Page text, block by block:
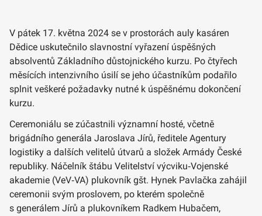
V pátek 17. května 2024 se v prostorách auly kasáren
Dědice uskutečnilo slavnostní vyřazení úspěšných
absolventů Základního důstojnického kurzu. Po čtyřech
měsících intenzivního úsilí se jeho účastníkům podařilo
splnit veškeré požadavky nutné k úspěšnému dokončení
kurzu.
Ceremoniálu se zúčastnili významní hosté, včetně
brigádního generála Jaroslava Jírů, ředitele Agentury
logistiky a dalších velitelů útvarů a složek Armády České
republiky. Náčelník štábu Velitelství výcviku‑Vojenské
akademie (VeV‑VA) plukovník gšt. Hynek Pavlačka zahájil
ceremonii svým proslovem, po kterém společně
s generálem Jírů a plukovníkem Radkem Hubačem,